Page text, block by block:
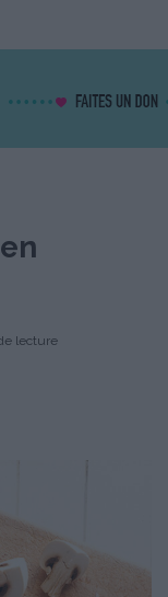
lecture